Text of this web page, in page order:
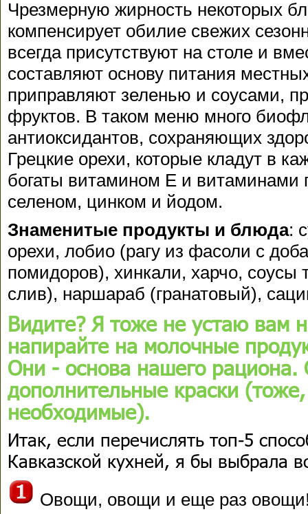
Чрезмерную жирность некоторых
компенсирует обилие свежих
всегда присутствуют на столе и
составляют основу питания
приправляют зеленью и соусами,
фруктов. В таком меню много
антиоксидантов, сохраняющих
Грецкие орехи, которые кладут в
богаты витамином Е и витаминами
селеном, цинком и йодом.
Знаменитые продукты и блюда:
орехи, лобио (рагу из фасоли с
помидоров), хинкали, харчо, соусы
слив), наршараб (гранатовый),
Видите? Я тоже не устаю вам
напирайте на молочные
Они - основа нашего рациона.
дополнительные краски
необходимые).
Итак, если перечислять топ-5
Кавказской кухней, я бы выбрала
Овощи, овощи и еще раз